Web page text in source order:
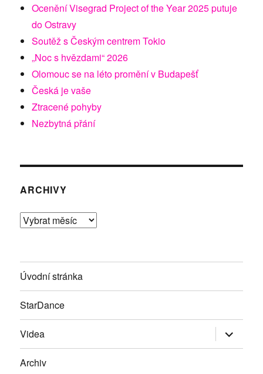
Ocenění Visegrad Project of the Year 2025 putuje
do Ostravy
Soutěž s Českým centrem Tokio
„Noc s hvězdami“ 2026
Olomouc se na léto promění v Budapešť
Česká je vaše
Ztracené pohyby
Nezbytná přání
ARCHIVY
Archivy
Úvodní stránka
StarDance
Videa Zobrazit
položky
Archiv